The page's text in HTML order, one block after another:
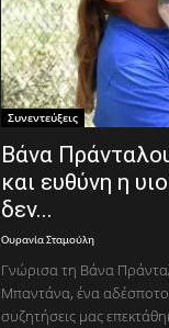
Συνεντεύξεις
Βάνα
και ευθύνη η
δεν...
Ουρανία Σταμούλη
Γνώρισα τη Βάνα
Μπαντάνα, ένα αδέσποτο
συζητήσεις μας